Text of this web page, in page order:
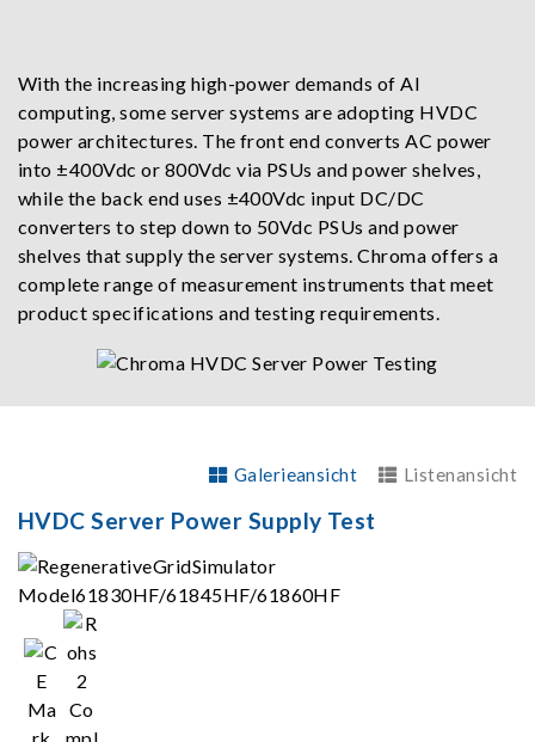
With the increasing high-power demands of AI
computing, some server systems are adopting HVDC
power architectures. The front end converts AC power
into ±400Vdc or 800Vdc via PSUs and power shelves,
while the back end uses ±400Vdc input DC/DC
converters to step down to 50Vdc PSUs and power
shelves that supply the server systems. Chroma offers a
complete range of measurement instruments that meet
product specifications and testing requirements.
Galerieansicht Listenansicht
HVDC Server Power Supply Test